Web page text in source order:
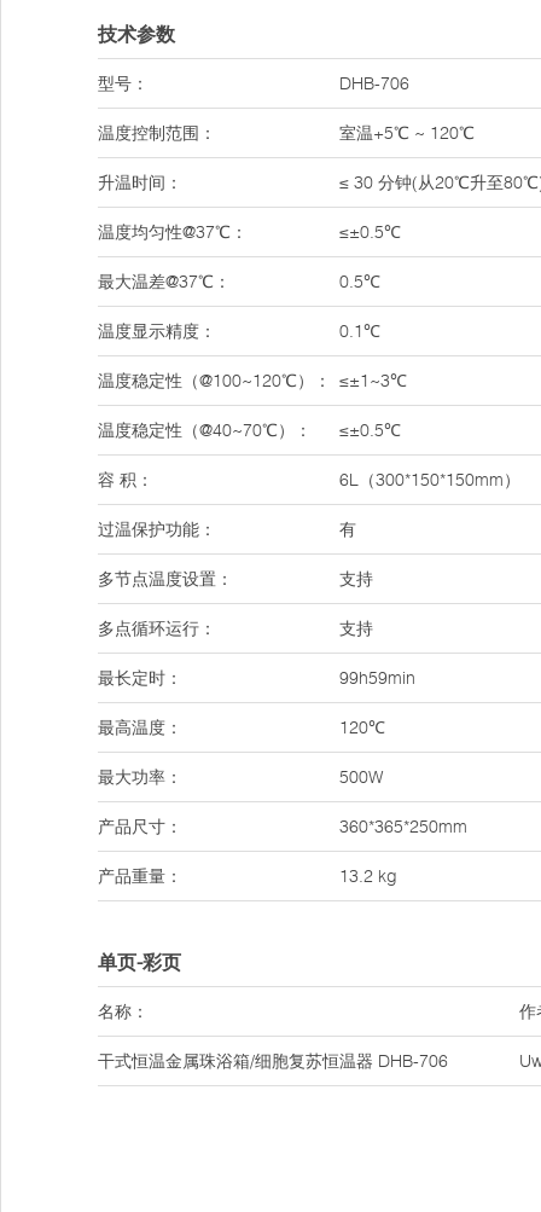
技术参数
型号： DHB-706
温度控制范围： 室温+5℃ ~ 120℃
升温时间： ≤ 30 分钟(从20℃升至
温度均匀性@37℃： ≤±0.5℃
最大温差@37℃： 0.5℃
温度显示精度： 0.1℃
温度稳定性（@100~120℃）： ≤±1~3℃
温度稳定性（@40~70℃）： ≤±0.5℃
容 积： 6L（300*150*150mm）
过温保护功能： 有
多节点温度设置： 支持
多点循环运行： 支持
最长定时： 99h59min
最高温度： 120℃
最大功率： 500W
产品尺寸： 360*365*250mm
产品重量： 13.2 kg
单页-彩页
名称： 作
干式恒温金属珠浴箱/细胞复苏恒温器 DHB-706